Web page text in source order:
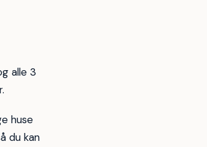
alle 3
huse
du kan